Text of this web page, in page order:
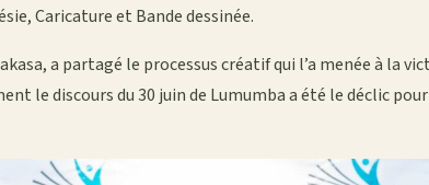
Caricature et Bande dessinée.
a partagé le processus créatif qui l’a menée à la
le discours du 30 juin de Lumumba a été le déclic